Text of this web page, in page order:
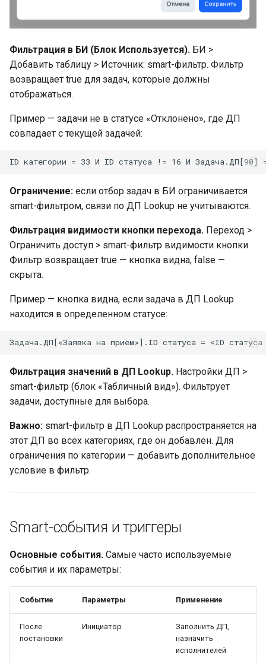
Фильтрация в БИ (Блок Используется). БИ >
Добавить таблицу > Источник: smart-фильтр. Фильтр
возвращает true для задач, которые должны
отображаться.
Пример — задачи не в статусе «Отклонено», где ДП
совпадает с текущей задачей:
Ограничение: если отбор задач в БИ ограничивается
smart-фильтром, связи по ДП Lookup не учитываются.
Фильтрация видимости кнопки перехода. Переход >
Ограничить доступ > smart-фильтр видимости кнопки.
Фильтр возвращает true — кнопка видна, false —
скрыта.
Пример — кнопка видна, если задача в ДП Lookup
находится в определенном статусе:
Фильтрация значений в ДП Lookup. Настройки ДП >
smart-фильтр (блок «Табличный вид»). Фильтрует
задачи, доступные для выбора.
Важно: smart-фильтр в ДП Lookup распространяется на
этот ДП во всех категориях, где он добавлен. Для
ограничения по категории — добавить дополнительное
условие в фильтр.
Smart-события и триггеры
Основные события. Самые часто используемые
события и их параметры:
Событие Параметры Применение
После
постановки
Инициатор
Заполнить ДП,
назначить
исполнителей